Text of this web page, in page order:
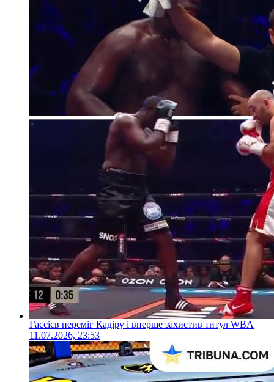
Гассієв переміг Кадіру і вперше захистив титул WBA
11.07.2026, 23:53